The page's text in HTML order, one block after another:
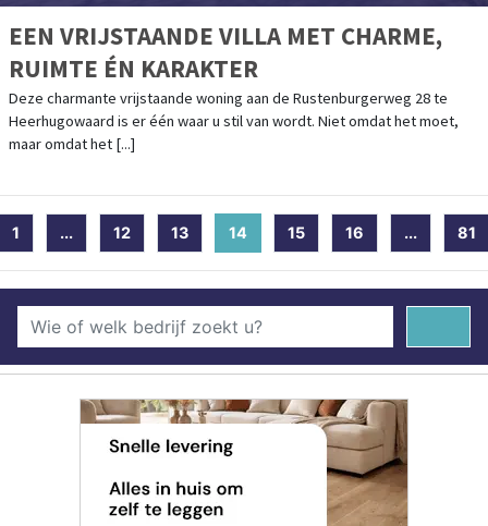
EEN VRIJSTAANDE VILLA MET CHARME,
RUIMTE ÉN KARAKTER
Deze charmante vrijstaande woning aan de Rustenburgerweg 28 te
Heerhugowaard is er één waar u stil van wordt. Niet omdat het moet,
maar omdat het [...]
1 ... 12 13 14 (current)
15 16 ... 81